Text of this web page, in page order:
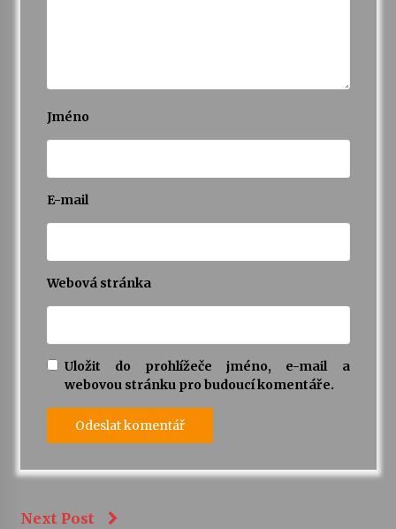
Jméno
E-mail
Webová stránka
Uložit do prohlížeče jméno, e-mail a
webovou stránku pro budoucí komentáře.
Next Post